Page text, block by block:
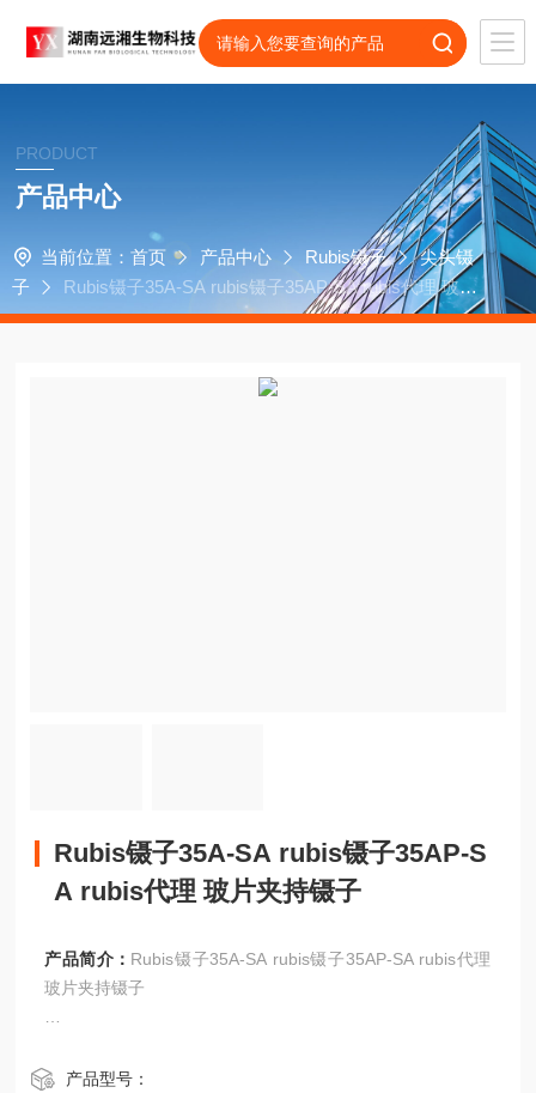
PRODUCT
产品中心
当前位置： 首页 产品中心 Rubis镊子
尖头镊
子
Rubis镊子35A-SA rubis镊子35AP-SA rubis代理 玻片
夹持镊子
Rubis镊子35A-SA rubis镊子35AP-S
A rubis代理 玻片夹持镊子
产品简介： Rubis镊子35A-SA rubis镊子35AP-SA rubis代理
玻片夹持镊子
酸不锈钢手工制成的精密镊子，*。
产品型号：